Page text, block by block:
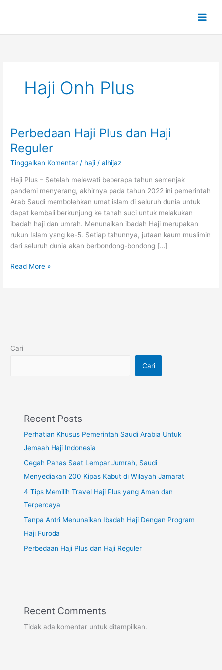
Haji Onh Plus
Perbedaan Haji Plus dan Haji
Reguler
Tinggalkan Komentar / haji /alhijaz
Haji Plus – Setelah melewati beberapa tahun semenjak
pandemi menyerang, akhirnya pada tahun 2022 ini pemerintah
Arab Saudi membolehkan umat islam di seluruh dunia untuk
dapat kembali berkunjung ke tanah suci untuk melakukan
ibadah haji dan umrah. Menunaikan ibadah Haji merupakan
rukun Islam yang ke-5. Setiap tahunnya, jutaan kaum muslimin
dari seluruh dunia akan berbondong-bondong […]
Perbedaan
Haji
Plus
dan
Reguler
Read More »
Cari
Cari
Recent Posts
Perhatian Khusus Pemerintah Saudi Arabia Untuk
Jemaah Haji Indonesia
Cegah Panas Saat Lempar Jumrah, Saudi
Menyediakan 200 Kipas Kabut di Wilayah Jamarat
4 Tips Memilih Travel Haji Plus yang Aman dan
Terpercaya
Tanpa Antri Menunaikan Ibadah Haji Dengan Program
Haji Furoda
Perbedaan Haji Plus dan Haji Reguler
Recent Comments
Tidak ada komentar untuk ditampilkan.